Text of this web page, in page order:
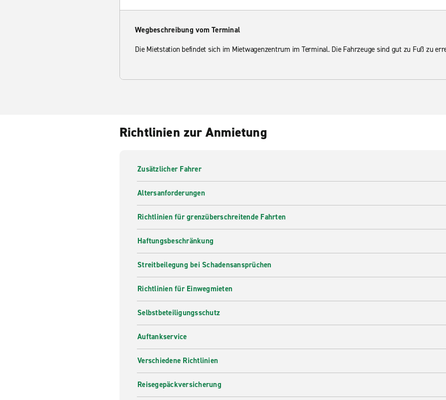
Wegbeschreibung vom Terminal
Die Mietstation befindet sich im Mietwagenzentrum im Terminal. Die Fahrzeuge sind gut zu Fuß zu
Richtlinien zur Anmietung
Zusätzlicher Fahrer
Altersanforderungen
Richtlinien für grenzüberschreitende Fahrten
Haftungsbeschränkung
Streitbeilegung bei Schadensansprüchen
Richtlinien für Einwegmieten
Selbstbeteiligungsschutz
Auftankservice
Verschiedene Richtlinien
Reisegepäckversicherung